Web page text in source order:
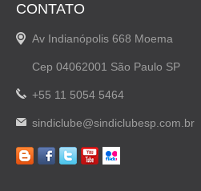
CONTATO
Av Indianópolis 668 Moema
Cep 04062001 São Paulo SP
+55 11 5054 5464
sindiclube@sindiclubesp.com.br